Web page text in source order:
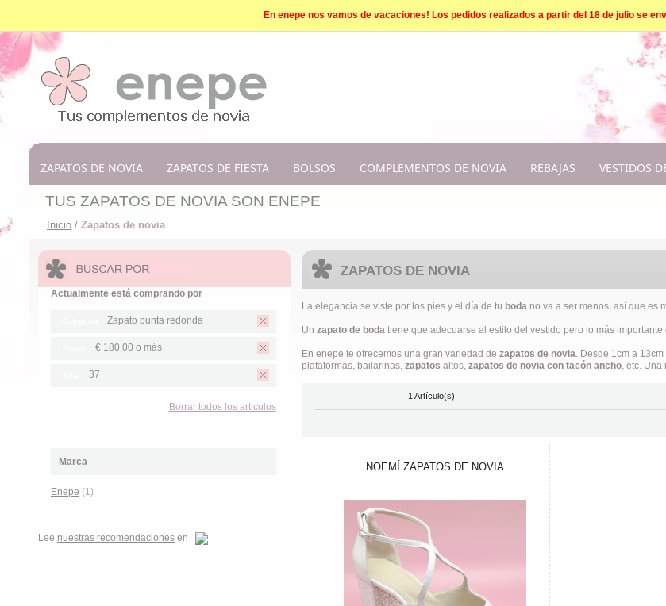
En enepe nos vamos de vacaciones! Los pedidos realizados a partir del 18 de julio se
ZAPATOS DE NOVIA ZAPATOS DE FIESTA BOLSOS COMPLEMENTOS DE NOVIA REBAJAS VESTIDOS
TUS ZAPATOS DE NOVIA SON ENEPE
Inicio / Zapatos de novia
Actualmente está comprando por
Zapato punta redonda
€ 180,00 o más
37
Borrar todos los articulos
Marca
Enepe (1)
Lee nuestras recomendaciones en
ZAPATOS DE NOVIA
La elegancia se viste por los pies y el día de tu bodano va a ser menos, así que es
Un zapato de bodatiene que adecuarse al estilo del vestido pero lo más
En enepe te ofrecemos una gran variedad de zapatos de novia. Desde 1cm a
plataformas, bailarinas, zapatos altos, zapatos de novia con tacón ancho, etc. Una
1 Artículo(s)
NOEMÍ ZAPATOS DE NOVIA